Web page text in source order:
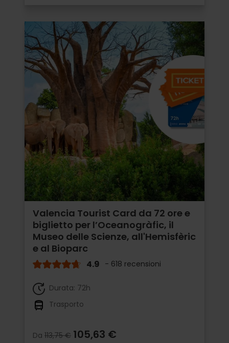
Valencia Tourist Card da 72 ore e
biglietto per l’Oceanogràfic, il
Museo delle Scienze, all'Hemisfèric
e al Bioparc
4.9 - 618 recensioni
Durata: 72h
Trasporto
Da 113,75 € 105,63 €